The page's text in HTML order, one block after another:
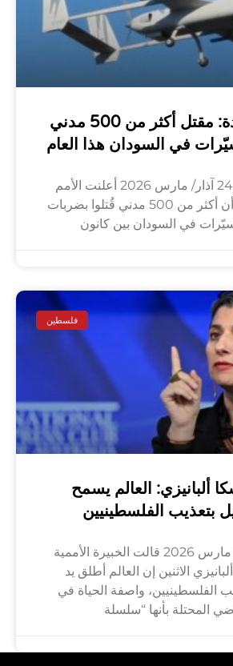
الأمم المتحدة: مقتل أكثر من 500 مدني
في السودان هذا العام
أ ف ب/ مدار: 24 آذار/ مارس 2026 أعلنت الأمم
المتحدة الثلاثاء أن أكثر من 500 مدني قُتلوا بضربات
في السودان بين كانون
فلسطين
ألبانيزي: العالم يسمح
بتعذيب الفلسطينيين
مدار: 24 آذار/ مارس 2026 قالت الخبيرة الأممية
الاثنين إن العالم أطلق يد
الفلسطينيين، واصفة الحياة في
المحتلة بأنها “سلسلة